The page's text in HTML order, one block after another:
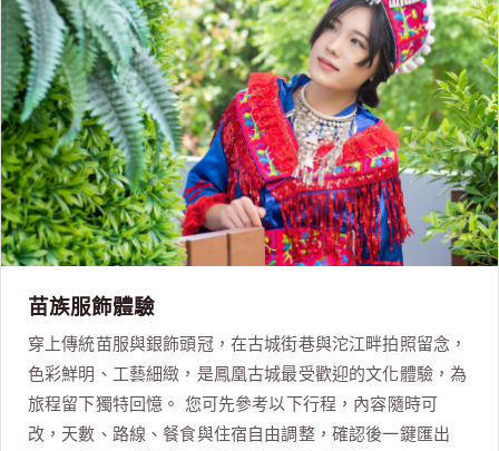
苗族服飾體驗
穿上傳統苗服與銀飾頭冠，在古城街巷與沱江畔拍照留念，
色彩鮮明、工藝細緻，是鳳凰古城最受歡迎的文化體驗，為
旅程留下獨特回憶。 您可先參考以下行程，內容隨時可
改，天數、路線、餐食與住宿自由調整，確認後一鍵匯出